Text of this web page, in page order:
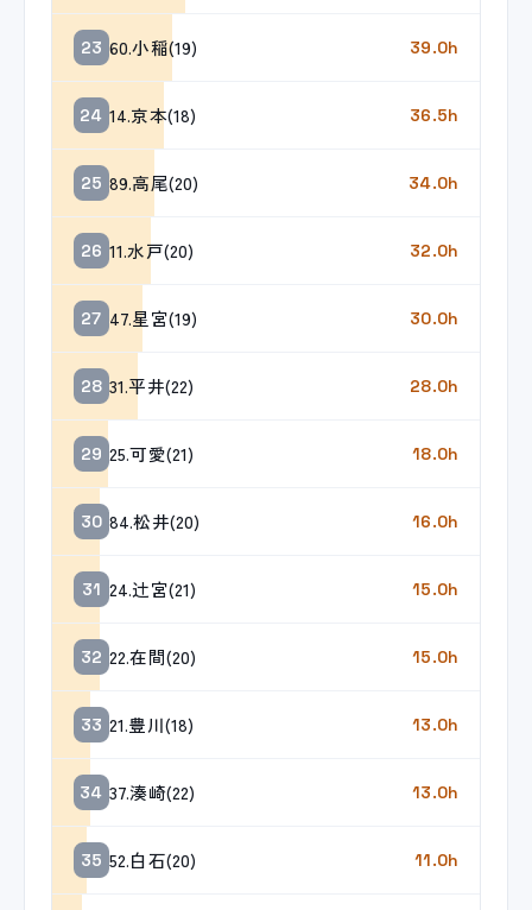
23 60.小稲(19) 39.0h
24 14.京本(18) 36.5h
25 89.高尾(20) 34.0h
26 11.水戸(20) 32.0h
27 47.星宮(19) 30.0h
28 31.平井(22) 28.0h
29 25.可愛(21) 18.0h
30 84.松井(20) 16.0h
31 24.辻宮(21) 15.0h
32 22.在間(20) 15.0h
33 21.豊川(18) 13.0h
34 37.湊崎(22) 13.0h
35 52.白石(20) 11.0h